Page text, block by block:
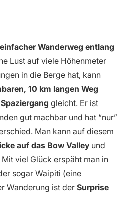
einfacher Wanderweg entlang
Lust auf viele Höhenmeter
in die Berge hat, kann
10 km langen Weg
gleicht. Er ist
gut machbar und hat “nur”
Man kann auf diesem
auf das Bow Valley und
viel Glück erspäht man in
sogar Waipiti (eine
Wanderung ist der Surprise